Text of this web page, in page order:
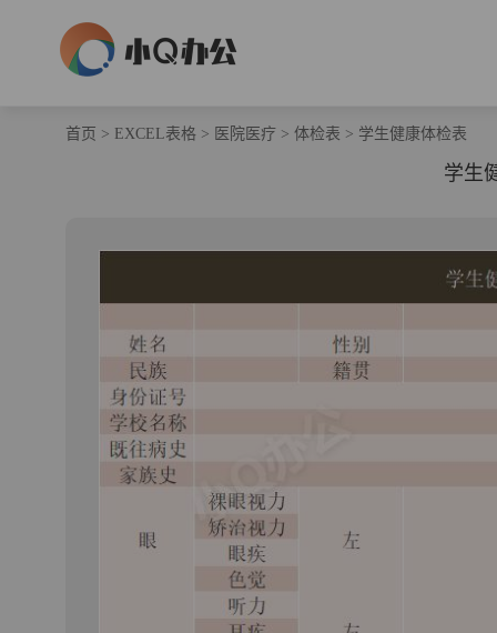
首页 > EXCEL表格 > 医院医疗 > 体检表 > 学生健康体检表
学生